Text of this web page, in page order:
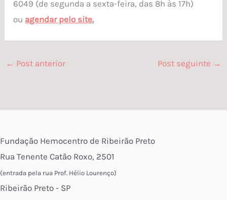
6049 (de segunda a sexta-feira, das 8h às 17h)
ou agendar pelo site.
← Post anterior Post seguinte →
Fundação Hemocentro de Ribeirão Preto
Rua Tenente Catão Roxo, 2501
(entrada pela rua Prof. Hélio Lourenço)
Ribeirão Preto - SP